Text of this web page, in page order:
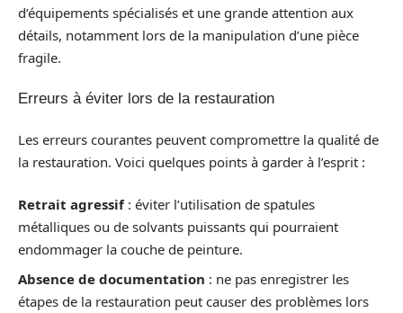
d’équipements spécialisés et une grande attention aux
détails, notamment lors de la manipulation d’une pièce
fragile.
Erreurs à éviter lors de la restauration
Les erreurs courantes peuvent compromettre la qualité de
la restauration. Voici quelques points à garder à l’esprit :
Retrait agressif: éviter l’utilisation de spatules
métalliques ou de solvants puissants qui pourraient
endommager la couche de peinture.
Absence de documentation : ne pas enregistrer les
étapes de la restauration peut causer des problèmes lors